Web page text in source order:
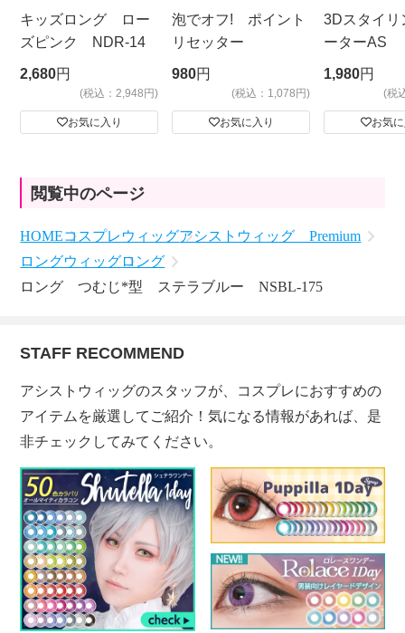
キッズロング ロー
ズピンク NDR-14
2,680円
(税込：2,948円)
お気に入り
泡でオフ! ポイント
リセッター
980円
(税込：1,078円)
お気に入り
3Dスタイリ
ーターAS
ビッグサイ
1,980円
(税
お気
閲覧中のページ
HOMEコスプレウィッグアシストウィッグ Premium
ロングウィッグロング
ロング つむじ*型 ステラブルー NSBL-175
STAFF RECOMMEND
アシストウィッグのスタッフが、コスプレにおすすめの
アイテムを厳選してご紹介！気になる情報があれば、是
非チェックしてみてください。